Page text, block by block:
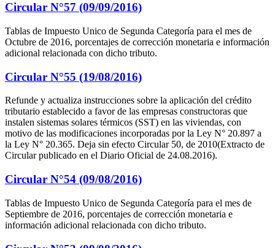
Circular N°57 (09/09/2016)
Tablas de Impuesto Unico de Segunda Categoría para el mes de
Octubre de 2016, porcentajes de corrección monetaria e información
adicional relacionada con dicho tributo.
Circular N°55 (19/08/2016)
Refunde y actualiza instrucciones sobre la aplicación del crédito
tributario establecido a favor de las empresas constructoras que
instalen sistemas solares térmicos (SST) en las viviendas, con
motivo de las modificaciones incorporadas por la Ley N° 20.897 a
la Ley N° 20.365. Deja sin efecto Circular 50, de 2010(Extracto de
Circular publicado en el Diario Oficial de 24.08.2016).
Circular N°54 (09/08/2016)
Tablas de Impuesto Unico de Segunda Categoría para el mes de
Septiembre de 2016, porcentajes de corrección monetaria e
información adicional relacionada con dicho tributo.